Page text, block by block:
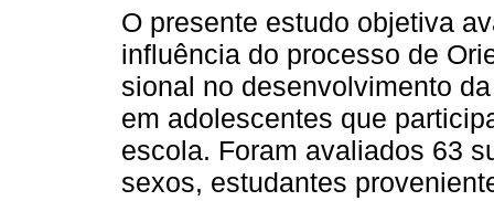
O presente estudo objetiva
influência do processo de
sional no desenvolvimento
em adolescentes que
escola. Foram avaliados 63
sexos, estudantes